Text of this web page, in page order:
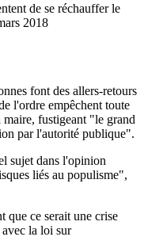
de se réchauffer le
2018
font des allers-retours
l'ordre empêchent toute
fustigeant "le grand
par l'autorité publique".
sujet dans l'opinion
liés au populisme",
que ce serait une crise
la loi sur